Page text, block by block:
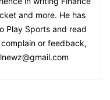
and more. He has
Play Sports and read
or feedback,